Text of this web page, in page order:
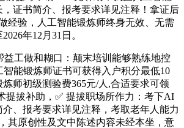
证书简介、报考要求详见注释！拿证后
经验，人工智能锻炼师终身无效、无需
年12月31日。
工做和糊口：颠末培训能够熟练地控
能锻炼师证书可获得入户积分最低10
师初级测验费365元/人,合适要求可领
提拔补助，✅ 提拔职场所作力：考下AI
、报考要求详见注释，考取老年人能力
其原创性及文中陈述内容未经本坐，意